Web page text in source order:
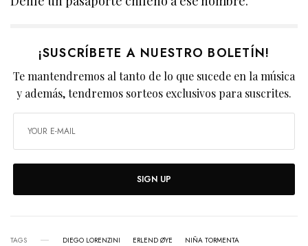
¡SUSCRÍBETE A NUESTRO BOLETÍN!
Te mantendremos al tanto de lo que sucede en la música
y además, tendremos sorteos exclusivos para suscrites.
SIGN UP
TAGS DIEGO LORENZINI ERLEND ØYE
NIÑA TORMENTA